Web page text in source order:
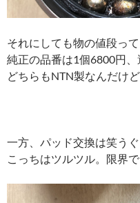
それにしても物の値段っ
純正の品番は1個6800円
どちらもNTN製なんだけど
一方、パッド交換は笑う
こっちはツルツル。限界